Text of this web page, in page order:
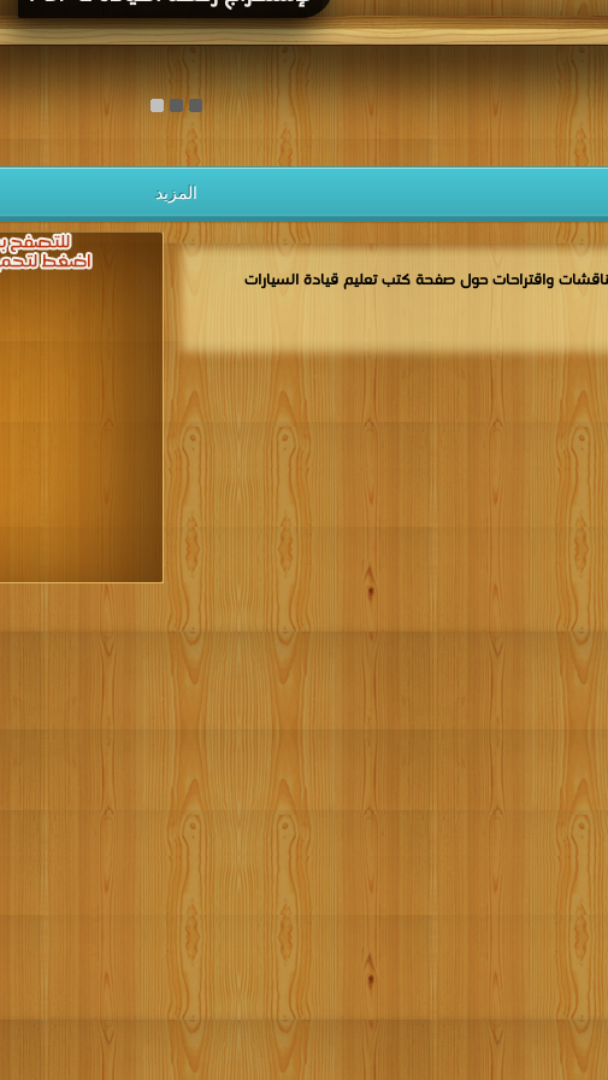
المزيد
واقتراحات حول صفحة كتب تعليم قيادة السيارات